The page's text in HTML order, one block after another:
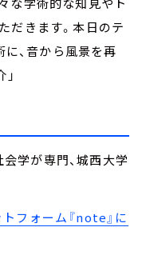
だきます。本日のテ
、音から風景を再
学が専門、城西大学
フォーム『note』に